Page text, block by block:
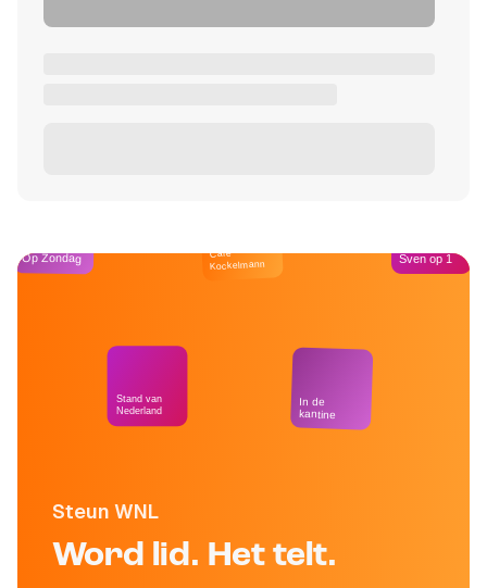
Steun WNL
Word lid. Het telt.
Op Zondag
Stand van
Nederland
Café
Kockelmann
In de
kantine
Sven op 1